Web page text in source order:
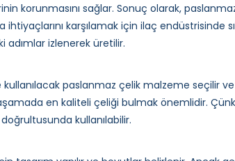
korunmasını sağlar. Sonuç olarak,
karşılamak için ilaç endüstrisinde
adımlar izlenerek üretilir.
paslanmaz çelik malzeme seçilir
en kaliteli çeliği bulmak önemlidir.
kullanılabilir.